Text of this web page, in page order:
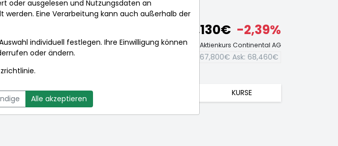
68,130€ -2,39%
Echtzeit-Aktienkurs Continental AG
67,800€ Ask: 68,460€
CHARTTOOL KURSE
oder ausgelesen und Nutzungsdaten an
Eine Verarbeitung kann auch außerhalb der
individuell festlegen. Ihre Einwilligung können
oder ändern.
.
Alle akzeptieren